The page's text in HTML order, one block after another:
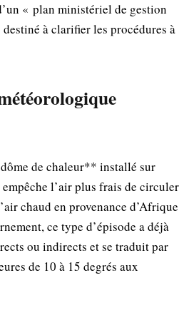
« plan ministériel de gestion
à clarifier les procédures à
de chaleur** installé sur
l’air plus frais de circuler
chaud en provenance d’Afrique
ce type d’épisode a déjà
ou indirects et se traduit par
de 10 à 15 degrés aux